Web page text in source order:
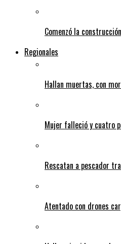
Comenzó la
Regionales
Hallan muertas, con
Mujer falleció y cuatro
Rescatan a pescador
Atentado con drones